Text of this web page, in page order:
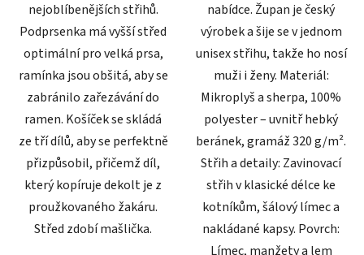
nejoblíbenějších střihů.
Podprsenka má vyšší střed
optimální pro velká prsa,
ramínka jsou obšitá, aby se
zabránilo zařezávání do
ramen. Košíček se skládá
ze tří dílů, aby se perfektně
přizpůsobil, přičemž díl,
který kopíruje dekolt je z
proužkovaného žakáru.
Střed zdobí mašlička.
nabídce. Župan je český
výrobek a šije se v jednom
unisex střihu, takže ho nosí
muži i ženy. Materiál:
Mikroplyš a sherpa, 100%
polyester – uvnitř hebký
beránek, gramáž 320 g/m².
Střih a detaily: Zavinovací
střih v klasické délce ke
kotníkům, šálový límec a
nakládané kapsy. Povrch:
Límec, manžety a lem